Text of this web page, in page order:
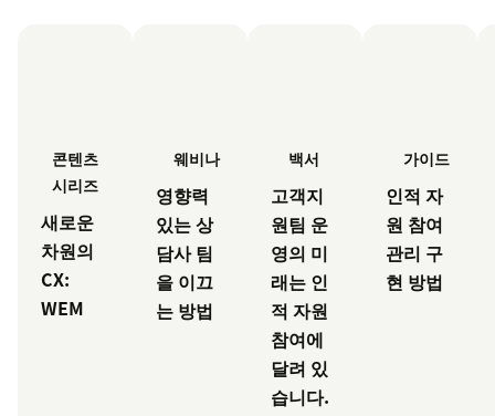
콘텐츠
시리즈
새로운
차원의
CX:
WEM
웨비나
영향력
있는 상
담사 팀
을 이끄
는 방법
백서
고객지
원팀 운
영의 미
래는 인
적 자원
참여에
달려 있
습니다.
가이드
인적 자
원 참여
관리 구
현 방법